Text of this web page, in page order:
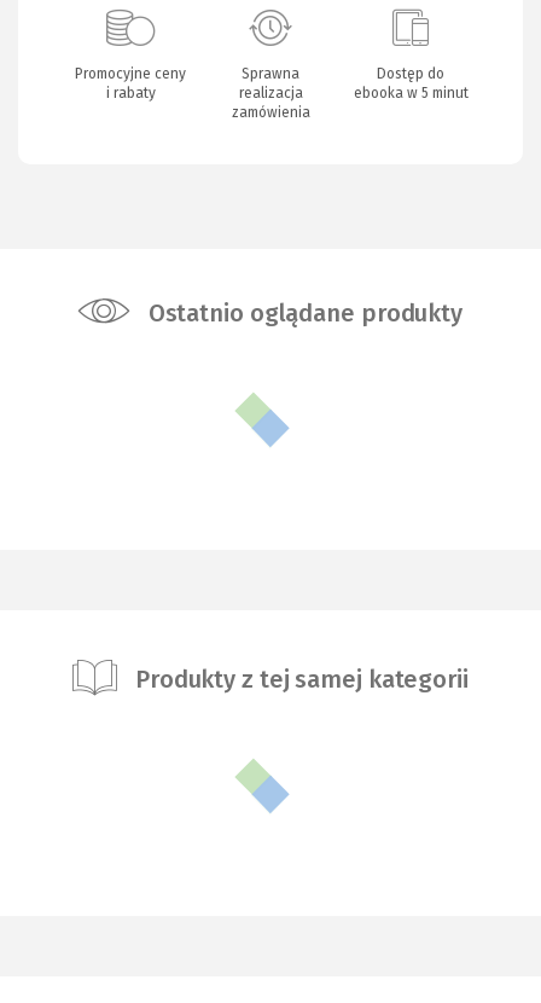
Promocyjne ceny
i rabaty
Sprawna
realizacja
zamówienia
Dostęp do
ebooka w 5 minut
Ostatnio oglądane produkty
Produkty z tej samej kategorii